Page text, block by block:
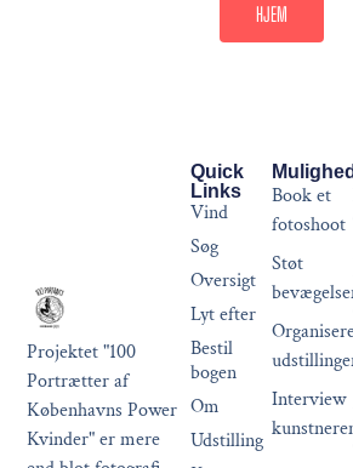
HJEM
Projektet "100
Portrætter af
Københavns Power
Kvinder" er mere
Book et
fotoshoot
Støt
Interview
Quick
Links
Vind
Søg
Oversigt
Lyt efter
Bestil
bogen
Om
Udstilling